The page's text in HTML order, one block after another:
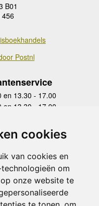
cookies
van cookies en
om
onze website te
B01
456
Postnl
en 13.30 - 17.00
en 13.30 - 17.00
en 13.30 - 17.00
en 13.30 - 17.00